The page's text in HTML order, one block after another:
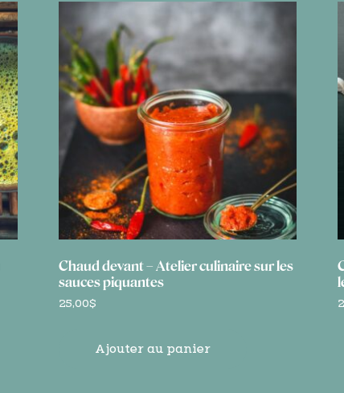
Chaud devant – Atelier culinaire sur les
sauces piquantes
25,00$
Ajouter au panier